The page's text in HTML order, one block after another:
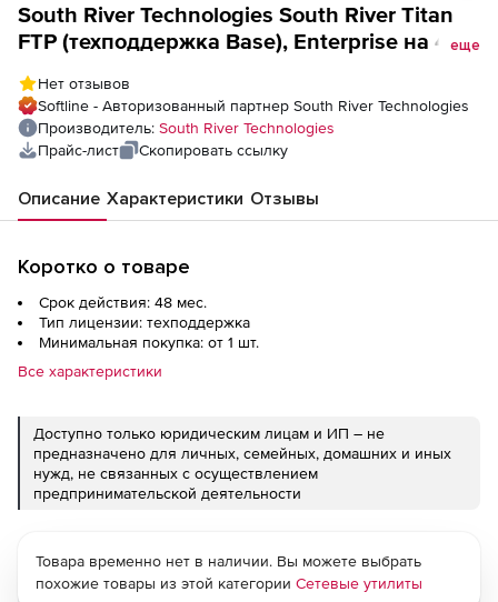
South River Technologies South River Titan
FTP (техподдержка Base), Enterprise на 4
еще
Нет отзывов
Softline - Авторизованный партнер South River Technologies
Производитель: South River Technologies
Прайс-лист
Скопировать ссылку
Описание Характеристики Отзывы
Коротко о товаре
Срок действия: 48 мес.
Тип лицензии: техподдержка
Минимальная покупка: от 1 шт.
Все характеристики
Доступно только юридическим лицам и ИП – не
предназначено для личных, семейных, домашних и иных
нужд, не связанных с осуществлением
предпринимательской деятельности
Товара временно нет в наличии. Вы можете выбрать
похожие товары из этой категории Сетевые утилиты